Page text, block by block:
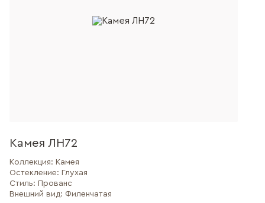
Камея ЛН72
Коллекция: Камея
Остекление: Глухая
Стиль: Прованс
Внешний вид: Филенчатая